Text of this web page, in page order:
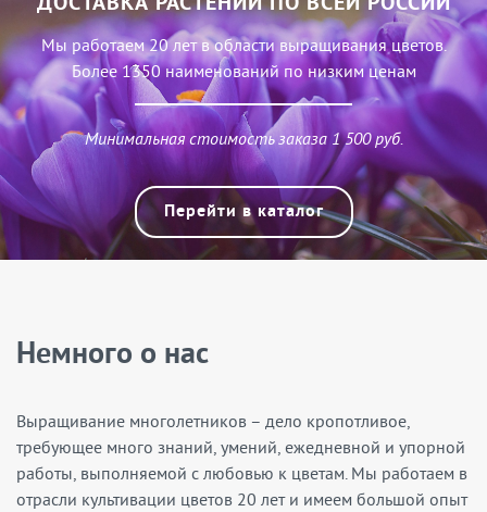
Мы работаем 20 лет в области выращивания цветов.
Более 1350 наименований по низким ценам
Минимальная стоимость заказа 1 500 руб.
Перейти в каталог
Немного о нас
Выращивание многолетников – дело кропотливое,
требующее много знаний, умений, ежедневной и упорной
работы, выполняемой с любовью к цветам. Мы работаем в
отрасли культивации цветов 20 лет и имеем большой опыт